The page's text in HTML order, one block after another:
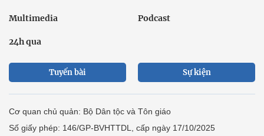
Multimedia Podcast
24h qua
Tuyến bài Sự kiện
Cơ quan chủ quản: Bộ Dân tộc và Tôn giáo
Số giấy phép: 146/GP-BVHTTDL, cấp ngày 17/10/2025